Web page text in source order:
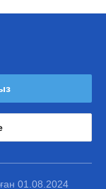
01.08.2024